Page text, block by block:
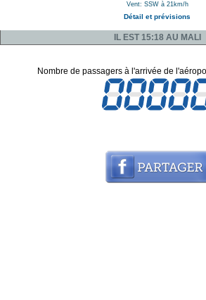
Vent: SSW à 21km/h
Détail et prévisions
IL EST 15:18 AU MALI
Nombre de passagers à l'arrivée de